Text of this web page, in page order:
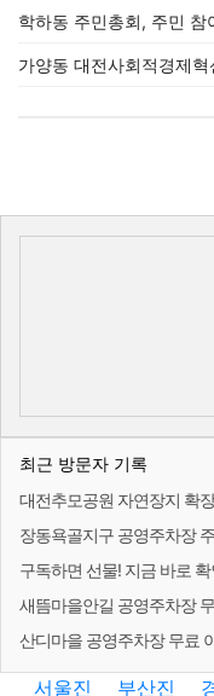
학하동 주민총회, 주민 참
가양동 대전사회적경제
최근 방문자 기록
대전추모공원 자연장지 확
장동욕골지구 공영주차장
구독하면 선물! 지금 바로
새뜸마을안길 공영주차장
산디마을 공영주차장 무료
서울진 부산진